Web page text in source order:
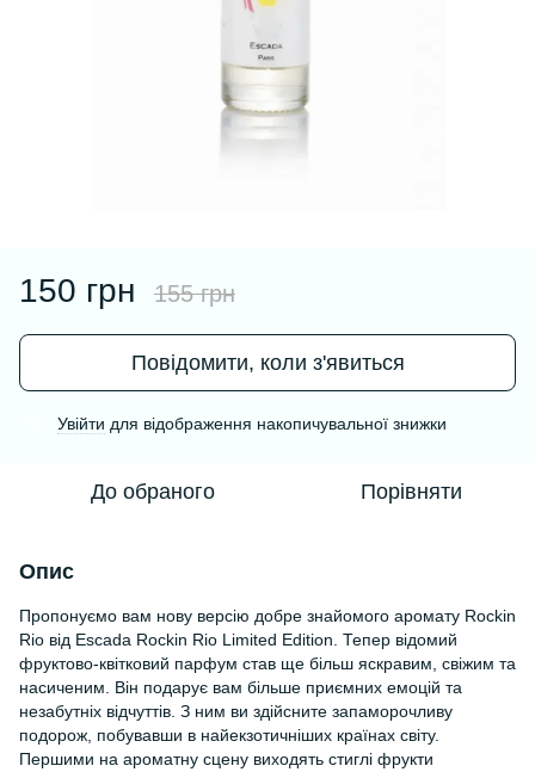
150 грн 155 грн
Повідомити, коли з'явиться
Увійти для відображення накопичувальної знижки
До обраного Порівняти
Опис
Пропонуємо вам нову версію добре знайомого аромату Rockin
Rio від Escada Rockin Rio Limited Edition. Тепер відомий
фруктово-квітковий парфум став ще більш яскравим, свіжим та
насиченим. Він подарує вам більше приємних емоцій та
незабутніх відчуттів. З ним ви здійсните запаморочливу
подорож, побувавши в найекзотичніших країнах світу.
Першими на ароматну сцену виходять стиглі фрукти